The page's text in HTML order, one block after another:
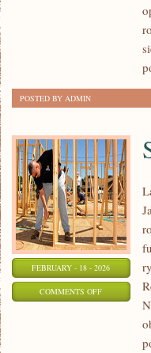
ROZUMIENIE
POSTED BY ADMIN
FEBRUARY - 18 - 2026
COMMENTS OFFON
SPORTOWE